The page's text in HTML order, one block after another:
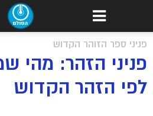
פניני ספר הזוהר הקדוש
פניני הזהר: מהי
לפי הזהר הקדוש